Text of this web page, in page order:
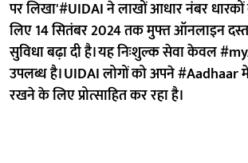
पर लिखा'#UIDAI ने लाखों आधार नंबर
लिए 14 सितंबर 2024 तक मुफ्त ऑनलाइन
सुविधा बढ़ा दी है। यह निःशुल्क सेवा केवल
उपलब्ध है। UIDAI लोगों को अपने #Aadhaar
रखने के लिए प्रोत्साहित कर रहा है।